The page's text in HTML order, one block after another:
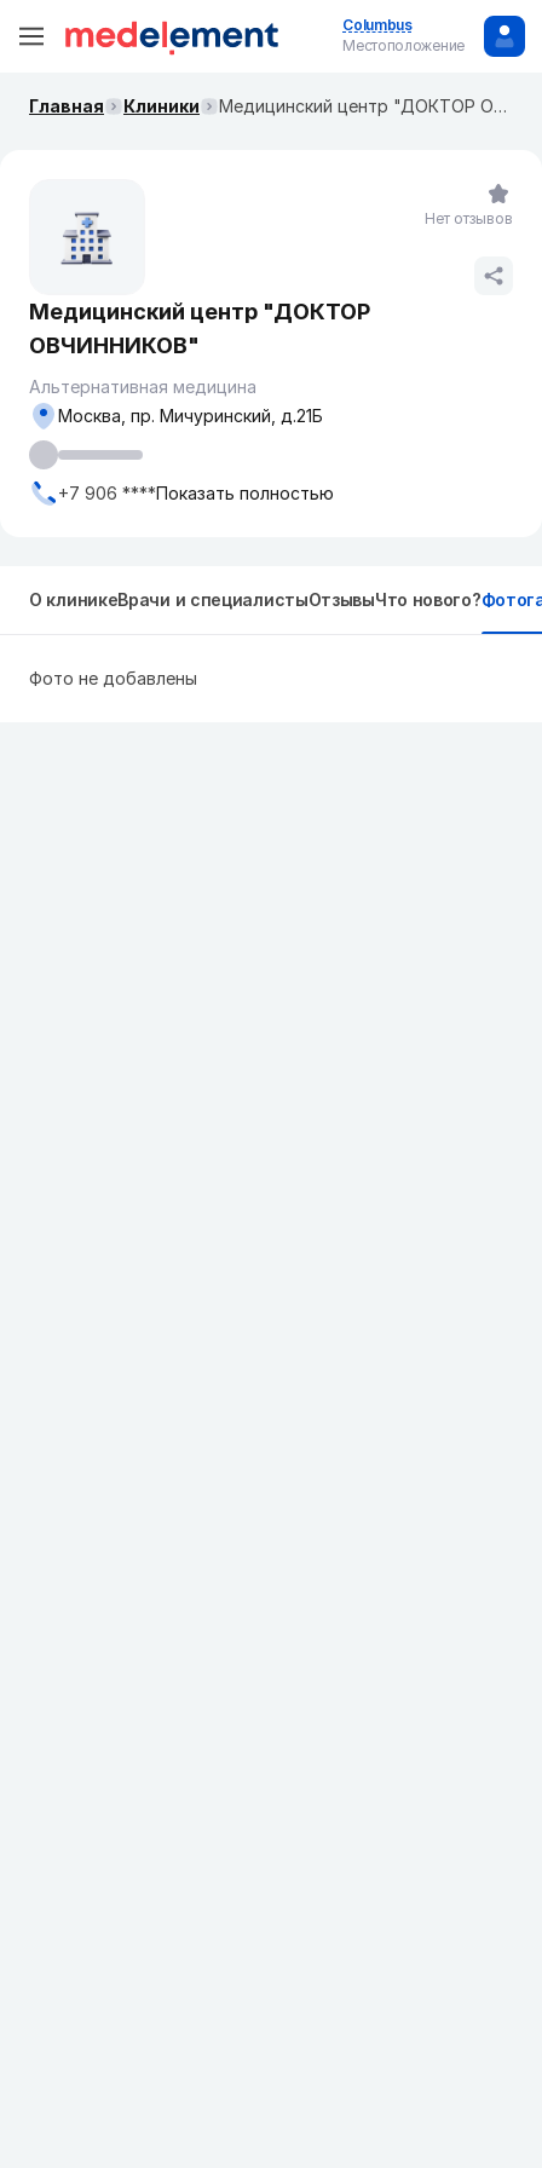
Columbus
Местоположение
Главная Клиники Медицинский центр "ДОКТОР ОВЧИННИКОВ"
Медицинский центр "ДОКТОР
ОВЧИННИКОВ"
Альтернативная медицина
Москва, пр. Мичуринский, д.21Б
+7 906 ****Показать полностью
Нет отзывов
О клиникеВрачи и специалистыОтзывыЧто нового?
Фото не добавлены